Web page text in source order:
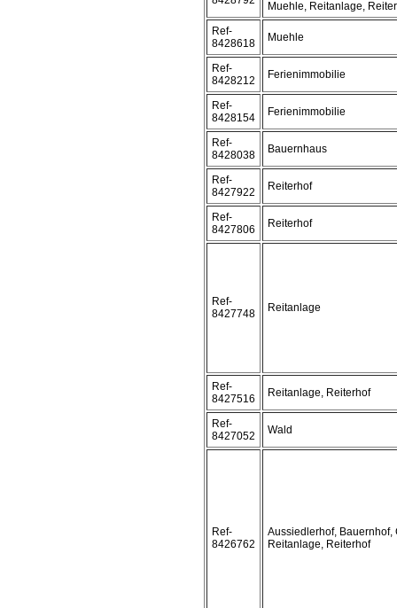
Muehle, Reitanlage,
Ref-
8428618
Muehle
Ref-
8428212
Ferienimmobilie
Ref-
8428154
Ferienimmobilie
Ref-
8428038
Bauernhaus
Ref-
8427922
Reiterhof
Ref-
8427806
Reiterhof
Ref-
8427748
Reitanlage
Ref-
8427516
Reitanlage, Reiterhof
Ref-
8427052
Wald
Ref-
8426762
Aussiedlerhof, Bauernhof,
Reitanlage, Reiterhof